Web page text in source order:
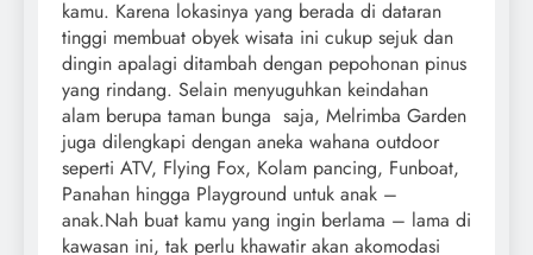
kamu. Karena lokasinya yang berada di dataran
tinggi membuat obyek wisata ini cukup sejuk dan
dingin apalagi ditambah dengan pepohonan pinus
yang rindang. Selain menyuguhkan keindahan
alam berupa taman bunga saja, Melrimba Garden
juga dilengkapi dengan aneka wahana outdoor
seperti ATV, Flying Fox, Kolam pancing, Funboat,
Panahan hingga Playground untuk anak –
anak.Nah buat kamu yang ingin berlama – lama di
kawasan ini, tak perlu khawatir akan akomodasi